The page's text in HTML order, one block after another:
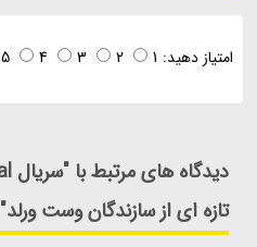
امتیاز دهید: 1
2
3
4
5
تازه ای از سازندگان وست ورلد"